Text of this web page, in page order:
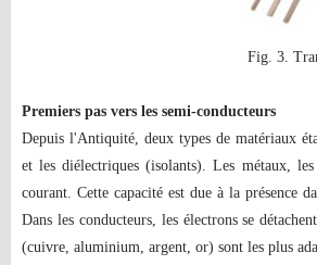
Fig. 3.
Premiers pas vers les semi-conducteurs
Depuis l'Antiquité, deux types de matériaux
et les diélectriques (isolants). Les métaux,
courant. Cette capacité est due à la présence
Dans les conducteurs, les électrons se
(cuivre, aluminium, argent, or) sont les plus